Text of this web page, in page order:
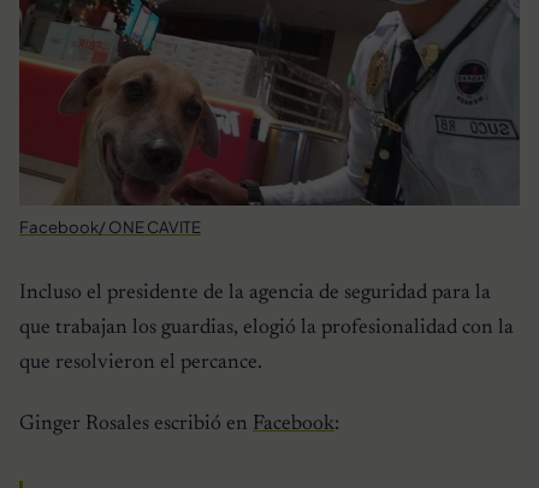
Facebook/ ONE CAVITE
Incluso el presidente de la agencia de seguridad para la
que trabajan los guardias, elogió la profesionalidad con la
que resolvieron el percance.
Ginger Rosales escribió en Facebook: